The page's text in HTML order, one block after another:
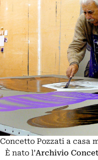
Concetto Pozzati a
È nato l’Archivio